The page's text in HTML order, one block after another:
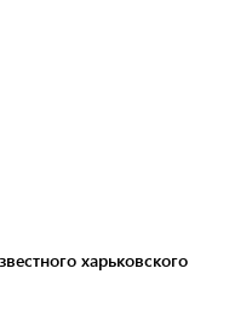
харьковского